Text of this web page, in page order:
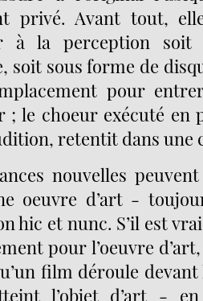
privé. Avant tout,
à la perception soit
soit sous forme de
pour
; le choeur exécuté en
retentit dans une
nouvelles
oeuvre d’art -
hic et nunc. S’il est
pour l’oeuvre
film déroule
l’objet d’art -